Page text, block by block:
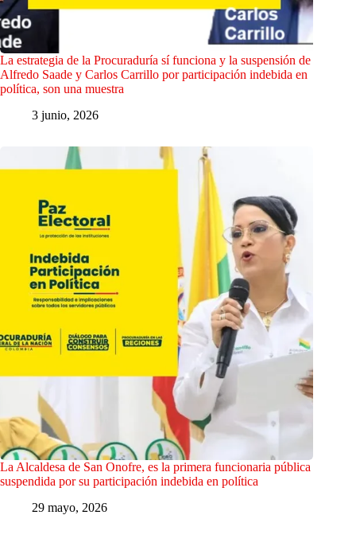
La estrategia de la Procuraduría sí funciona y la suspensión de
Alfredo Saade y Carlos Carrillo por participación indebida en
política, son una muestra
3 junio, 2026
La Alcaldesa de San Onofre, es la primera funcionaria pública
suspendida por su participación indebida en política
29 mayo, 2026